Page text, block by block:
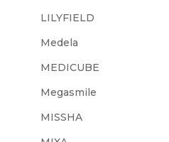
LILYFIELD
Medela
MEDICUBE
Megasmile
MISSHA